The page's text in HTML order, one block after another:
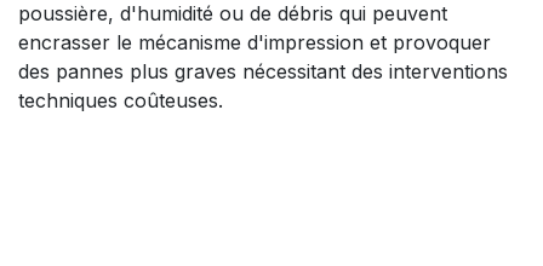
poussière, d'humidité ou de débris qui peuvent
encrasser le mécanisme d'impression et provoquer
des pannes plus graves nécessitant des interventions
techniques coûteuses.